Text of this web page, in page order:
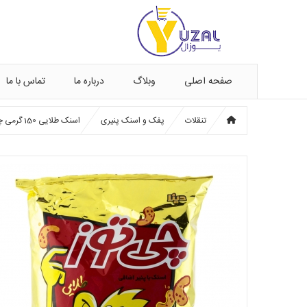
صفحه اصلی وبلاگ درباره ما تماس با ما
تنقلات پفک و اسنک پنیری اسنک طلایی 150 گرمی چی‌توز